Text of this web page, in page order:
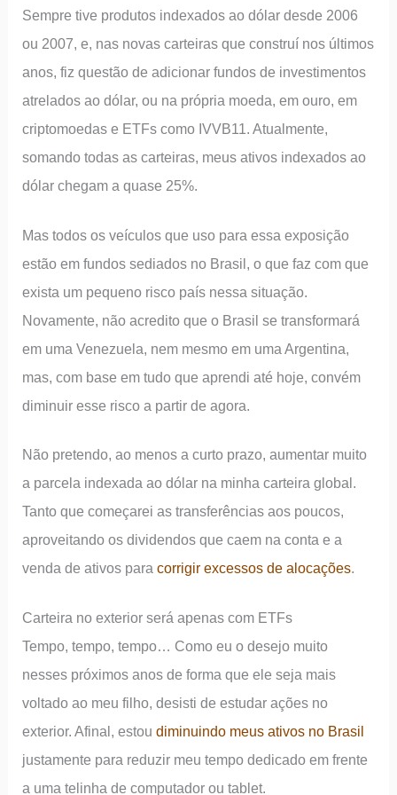
Sempre tive produtos indexados ao dólar desde 2006
ou 2007, e, nas novas carteiras que construí nos últimos
anos, fiz questão de adicionar fundos de investimentos
atrelados ao dólar, ou na própria moeda, em ouro, em
criptomoedas e ETFs como IVVB11. Atualmente,
somando todas as carteiras, meus ativos indexados ao
dólar chegam a quase 25%.
Mas todos os veículos que uso para essa exposição
estão em fundos sediados no Brasil, o que faz com que
exista um pequeno risco país nessa situação.
Novamente, não acredito que o Brasil se transformará
em uma Venezuela, nem mesmo em uma Argentina,
mas, com base em tudo que aprendi até hoje, convém
diminuir esse risco a partir de agora.
Não pretendo, ao menos a curto prazo, aumentar muito
a parcela indexada ao dólar na minha carteira global.
Tanto que começarei as transferências aos poucos,
aproveitando os dividendos que caem na conta e a
venda de ativos paracorrigir excessos de alocações.
Carteira no exterior será apenas com ETFs
Tempo, tempo, tempo… Como eu o desejo muito
nesses próximos anos de forma que ele seja mais
voltado ao meu filho, desisti de estudar ações no
exterior. Afinal, estoudiminuindo meus ativos no Brasil
justamente para reduzir meu tempo dedicado em frente
a uma telinha de computador ou tablet.